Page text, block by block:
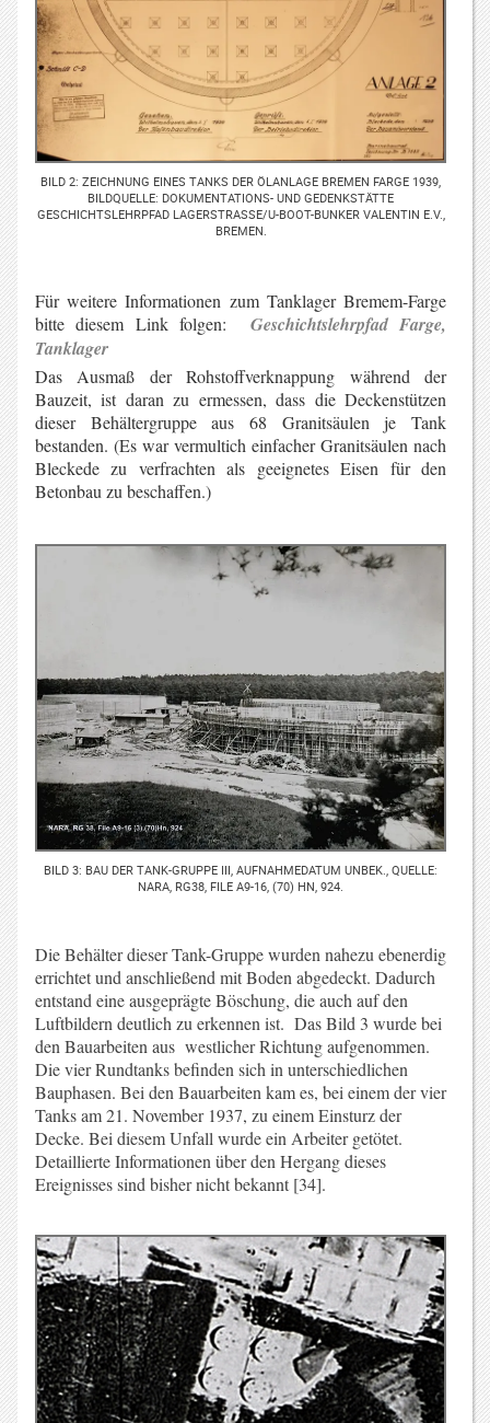
BILD 2: ZEICHNUNG EINES TANKS DER ÖLANLAGE BREMEN FARGE 1939,
BILDQUELLE: DOKUMENTATIONS- UND GEDENKSTÄTTE
GESCHICHTSLEHRPFAD LAGERSTRASSE/U-BOOT-BUNKER VALENTIN E.V., B
REMEN.
Für weitere Informationen zum Tanklager Bremem-Farge
bitte diesem Link folgen: Geschichtslehrpfad Farge,
Tanklager
Das Ausmaß der Rohstoffverknappung während der
Bauzeit, ist daran zu ermessen, dass die Deckenstützen
dieser Behältergruppe aus 68 Granitsäulen je Tank
bestanden. (Es war vermultich einfacher Granitsäulen nach
Bleckede zu verfrachten als geeignetes Eisen für den
Betonbau zu beschaffen.)
BILD 3: BAU DER TANK-GRUPPE III, AUFNAHMEDATUM UNBEK., QUELLE:
NARA, RG38, FILE A9-16, (70) HN, 924.
Die Behälter dieser Tank-Gruppe wurden nahezu ebenerdig
errichtet und anschließend mit Boden abgedeckt. Dadurch
entstand eine ausgeprägte Böschung, die auch auf den
Luftbildern deutlich zu erkennen ist. Das Bild 3 wurde bei
den Bauarbeiten aus westlicher Richtung aufgenommen.
Die vier Rundtanks befinden sich in unterschiedlichen
Bauphasen. Bei den Bauarbeiten kam es, bei einem der vier
Tanks am 21. November 1937, zu einem Einsturz der
Decke. Bei diesem Unfall wurde ein Arbeiter getötet.
Detaillierte Informationen über den Hergang dieses
Ereignisses sind bisher nicht bekannt [34].